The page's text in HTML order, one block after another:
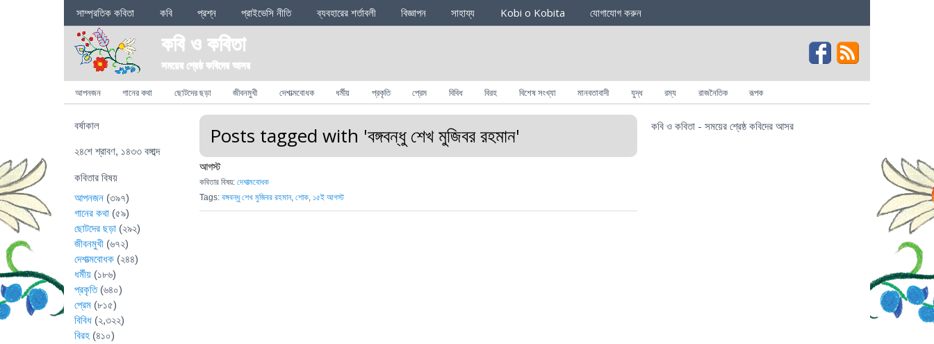
Sections
সাম্প্রতিক কবিতা কবি প্রশ্ন প্রাইভেসি নীতি ব্যবহারের শর্তাবলী বিজ্ঞাপন সাহায্য Kobi o Kobita যোগাযোগ করুন
কবি ও কবিতা
সময়ের শ্রেষ্ঠ কবিদের আসর
Categories
আপনজন গানের কথা ছোটদের ছড়া জীবনমুখী দেশাত্মবোধক ধর্মীয় প্রকৃতি প্রেম বিবিধ বিরহ বিশেষ সংখ্যা মানবতাবাদী যুদ্ধ রম্য রাজনৈতিক রূপক
Posts tagged with 'বঙ্গবন্ধু শেখ মুজিবর রহমান'
আগস্ট
কবিতার বিষয়: দেশাত্মবোধক
Tags: বঙ্গবন্ধু শেখ মুজিবর রহমান, শোক ১৫ই আগস্ট
বর্ষাকাল
২৪শে শ্রাবণ, ১৪৩৩ বঙ্গাব্দ
কবিতার বিষয়
আপনজন (৩৯৭)
গানের কথা (৫৯)
ছোটদের ছড়া (২৯২)
জীবনমুখী (৬৭২)
দেশাত্মবোধক (২৪৪)
ধর্মীয় (১৮৬)
প্রকৃতি(৬৪০)
প্রেম (৮১৫)
বিবিধ (২,৩২২)
বিরহ (৪১০)
কবি ও কবিতা - সময়ের শ্রেষ্ঠ কবিদের আসর